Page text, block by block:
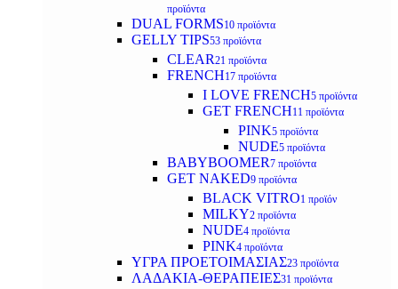
προϊόντα
DUAL FORMS10 προϊόντα
GELLY TIPS53 προϊόντα
CLEAR21 προϊόντα
FRENCH17 προϊόντα
I LOVE FRENCH5 προϊόντα
GET FRENCH11 προϊόντα
PINK5 προϊόντα
NUDE5 προϊόντα
BABYBOOMER7 προϊόντα
GET NAKED9 προϊόντα
BLACK VITRO1 προϊόν
MILKY2 προϊόντα
NUDE4 προϊόντα
PINK4 προϊόντα
ΥΓΡΑ ΠΡΟΕΤΟΙΜΑΣΙΑΣ23 προϊόντα
ΛΑΔΑΚΙΑ-ΘΕΡΑΠΕΙΕΣ31 προϊόντα